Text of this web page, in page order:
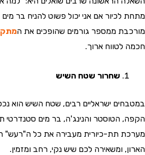
אם אני יכול פשוט להניח בר מים על
ממספר גורמים שהופכים את ה מתקן מים
ארוך.
שחרור שטח השיש
ישראליים רבים, שטח השיש הוא נכס יקר
הטוסטר והנינג'ה, בר מים סטנדרטי תופס
תת-כיורית מעבירה את כל ה"רעש"
ומשאירה לכם שיש נקי, רחב ומזמין.